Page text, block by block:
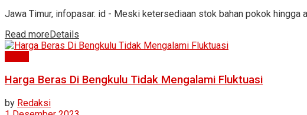
Jawa Timur, infopasar. id - Meski ketersediaan stok bahan pokok hingga
Read more Details
Harga Beras Di Bengkulu Tidak Mengalami Fluktuasi
by Redaksi